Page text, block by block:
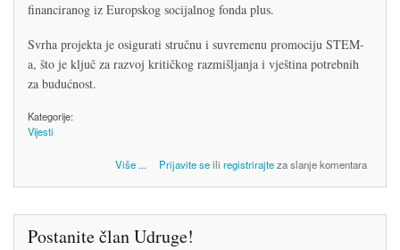
financiranog iz Europskog socijalnog fonda plus.
Svrha projekta je osigurati stručnu i suvremenu promociju STEM-
a, što je ključ za razvoj kritičkog razmišljanja i vještina potrebnih
za budućnost.
Kategorije:
Vijesti
Više
o AMAC-Alumni FER započeo s provedbom projekta ‘Staza Budućnosti, financiranog iz
... Prijavite seiliregistrirajteza slanje komentara
Postanite član Udruge!